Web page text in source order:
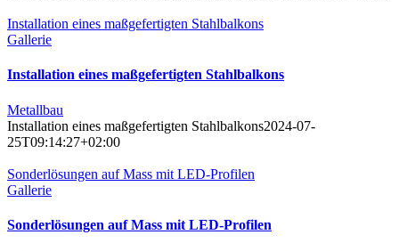
Installation eines maßgefertigten Stahlbalkons
Gallerie
Installation eines maßgefertigten Stahlbalkons
Metallbau
Installation eines maßgefertigten Stahlbalkons2024-07-
25T09:14:27+02:00
Sonderlösungen auf Mass mit LED-Profilen
Gallerie
Sonderlösungen auf Mass mit LED-Profilen